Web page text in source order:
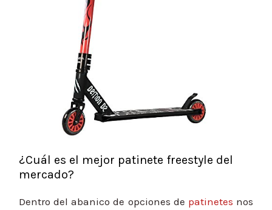
¿Cuál es el mejor patinete freestyle del
mercado?
Dentro del abanico de opciones de patinetes nos